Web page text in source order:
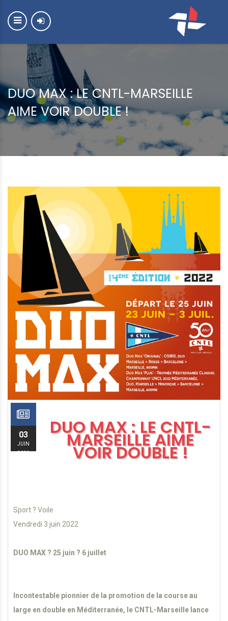
DUO MAX : LE CNTL-MARSEILLE
AIME VOIR DOUBLE !
03
JUIN
2022
DUO MAX : LE CNTL-
MARSEILLE AIME
VOIR DOUBLE !
Sport ? Voile
Vendredi 3 juin 2022
DUO MAX ? 25 juin ? 6 juillet
Incontestable pionnier de la promotion de la course au
large en double en Méditerranée, le CNTL-Marseille lance